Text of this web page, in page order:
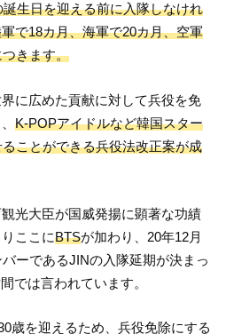
生日を迎える前に入隊しなけれ
で18カ月、海軍で20カ月、空軍
きます。
に広めた貢献に対して兵役を免
K-POPアイドルなど韓国スター
ことができる兵役法改正案が成
観光大臣が国威発揚に顕著な功績
ここにBTSが加わり、20年12月
ーであるJINの入隊延期が決まっ
では言われています。
歳を迎えるため、兵役免除にする